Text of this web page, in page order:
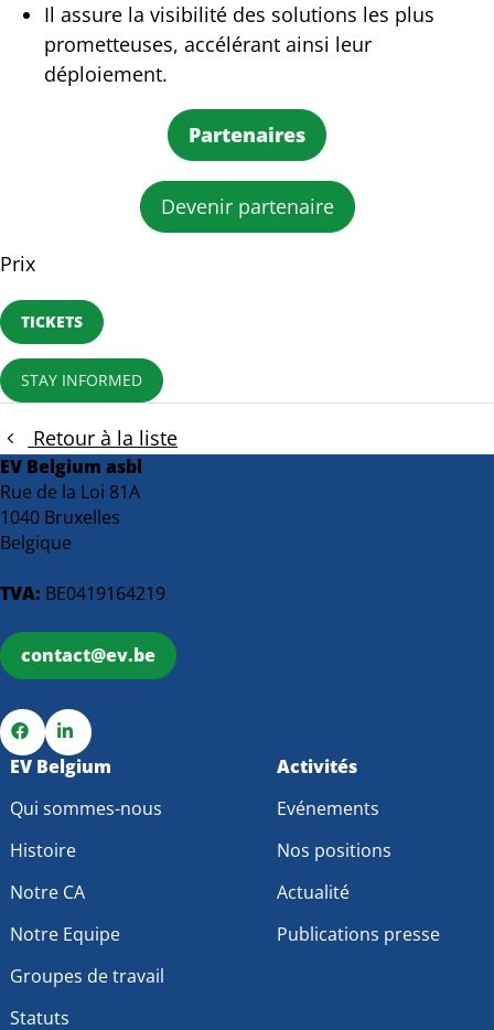
Il assure la visibilité des solutions les plus
prometteuses, accélérant ainsi leur
déploiement.
Partenaires
Devenir partenaire
Prix
TICKETS
STAY INFORMED
Retour à la liste
EV Belgium asbl
Rue de la Loi 81A
1040 Bruxelles
Belgique
TVA: BE0419164219
contact@ev.be
Go
Facebook
Go
LinkedIn
EV Belgium
Qui sommes-nous
Histoire
Notre CA
Notre Equipe
Groupes de travail
Statuts
Activités
Evénements
Nos positions
Actualité
Publications presse